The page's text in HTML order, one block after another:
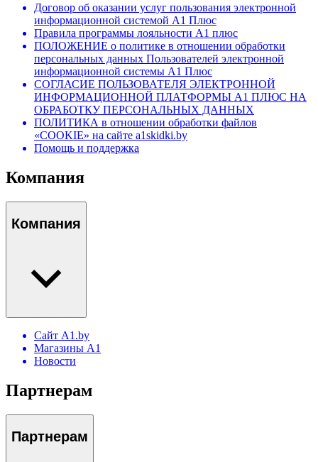
Договор об оказании услуг пользования электронной
информационной системой А1 Плюс
Правила программы лояльности А1 плюс
ПОЛОЖЕНИЕ о политике в отношении обработки
персональных данных Пользователей электронной
информационной системы А1 Плюс
СОГЛАСИЕ ПОЛЬЗОВАТЕЛЯ ЭЛЕКТРОННОЙ
ИНФОРМАЦИОННОЙ ПЛАТФОРМЫ А1 ПЛЮС НА
ОБРАБОТКУ ПЕРСОНАЛЬНЫХ ДАННЫХ
ПОЛИТИКА в отношении обработки файлов
«COOKIE» на сайте a1skidki.by
Помощь и поддержка
Компания
Компания
Сайт A1.by
Магазины А1
Новости
Партнерам
Партнерам